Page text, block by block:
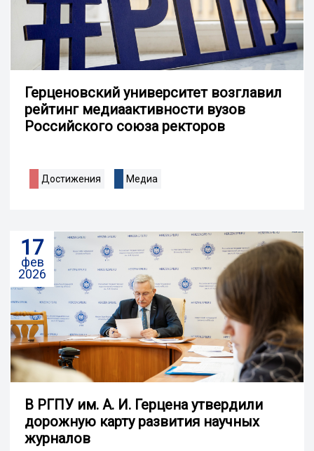
Герценовский университет возглавил
рейтинг медиаактивности вузов
Российского союза ректоров
Достижения Медиа
17
фев
2026
В РГПУ им. А. И. Герцена утвердили
дорожную карту развития научных
журналов